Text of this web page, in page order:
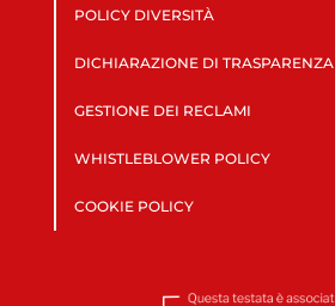
POLICY DIVERSITÀ
DICHIARAZIONE DI TRASPARENZA
GESTIONE DEI RECLAMI
WHISTLEBLOWER POLICY
COOKIE POLICY